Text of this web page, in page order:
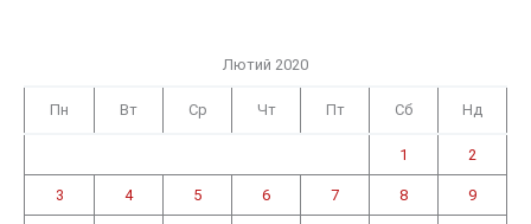
Лютий 2020
Пн Вт Ср Чт Пт Сб Нд
1 2
3 4 5 6 7 8 9